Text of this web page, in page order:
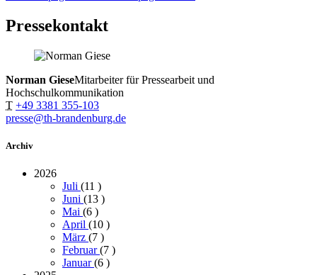
Pressekontakt
Norman GieseMitarbeiter für Pressearbeit und
Hochschulkommunikation
T +49 3381 355-103
presse@th-brandenburg.de
Archiv
2026
Juli (11 )
Juni (13 )
Mai (6 )
April (10 )
März (7 )
Februar(7 )
Januar(6 )